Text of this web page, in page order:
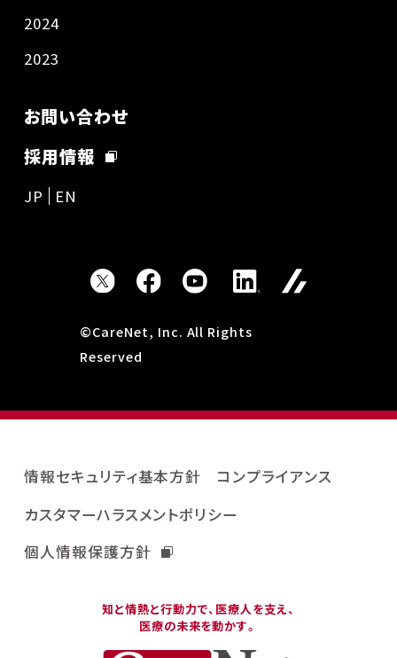
2024
2023
お問い合わせ
採用情報
JP EN
©CareNet, Inc. All Rights
Reserved
知と情熱と行動力で、医療人を支え、
医療の未来を動かす。
情報セキュリティ基本方針
コンプライアンス
カスタマーハラスメントポリシー
個人情報保護方針